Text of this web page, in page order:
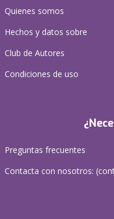
Quienes somos
Hechos y datos sobre
Club de Autores
Condiciones de uso
Preguntas frecuentes
Contacta con nosotros: (